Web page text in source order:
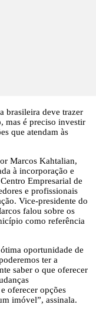
brasileira deve trazer
mas é preciso investir
que atendam às
Marcos Kahtalian,
à incorporação e
Empresarial de
e profissionais
Vice-presidente do
falou sobre os
como referência
oportunidade de
ter a
saber o que oferecer
oferecer opções
imóvel”, assinala.